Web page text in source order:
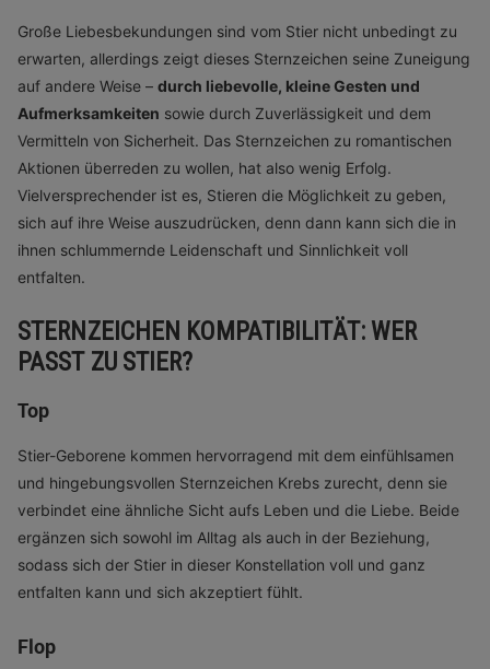
Große Liebesbekundungen sind vom Stier nicht unbedingt zu
erwarten, allerdings zeigt dieses Sternzeichen seine Zuneigung
auf andere Weise – durch liebevolle, kleine Gesten und
Aufmerksamkeiten sowie durch Zuverlässigkeit und dem
Vermitteln von Sicherheit. Das Sternzeichen zu romantischen
Aktionen überreden zu wollen, hat also wenig Erfolg.
Vielversprechender ist es, Stieren die Möglichkeit zu geben,
sich auf ihre Weise auszudrücken, denn dann kann sich die in
ihnen schlummernde Leidenschaft und Sinnlichkeit voll
entfalten.
STERNZEICHEN KOMPATIBILITÄT: WER
PASST ZU STIER?
Top
Stier-Geborene kommen hervorragend mit dem einfühlsamen
und hingebungsvollen Sternzeichen Krebs zurecht, denn sie
verbindet eine ähnliche Sicht aufs Leben und die Liebe. Beide
ergänzen sich sowohl im Alltag als auch in der Beziehung,
sodass sich der Stier in dieser Konstellation voll und ganz
entfalten kann und sich akzeptiert fühlt.
Flop